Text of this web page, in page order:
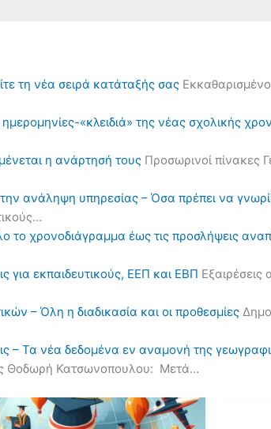
τη νέα σειρά κατάταξής σας
«κλειδιά» της νέας σχολικής
η ανάρτησή τους Προσωρινοί πίνακες
ανάληψη υπηρεσίας – Όσα πρέπει να
το χρονοδιάγραμμα έως τις προσλήψεις
για εκπαιδευτικούς, ΕΕΠ και ΕΒΠ
– Όλη η διαδικασία και οι προθεσμίες
– Τα νέα δεδομένα εν αναμονή της
Θοδωρή Κατσωνοπουλου: Μετά…